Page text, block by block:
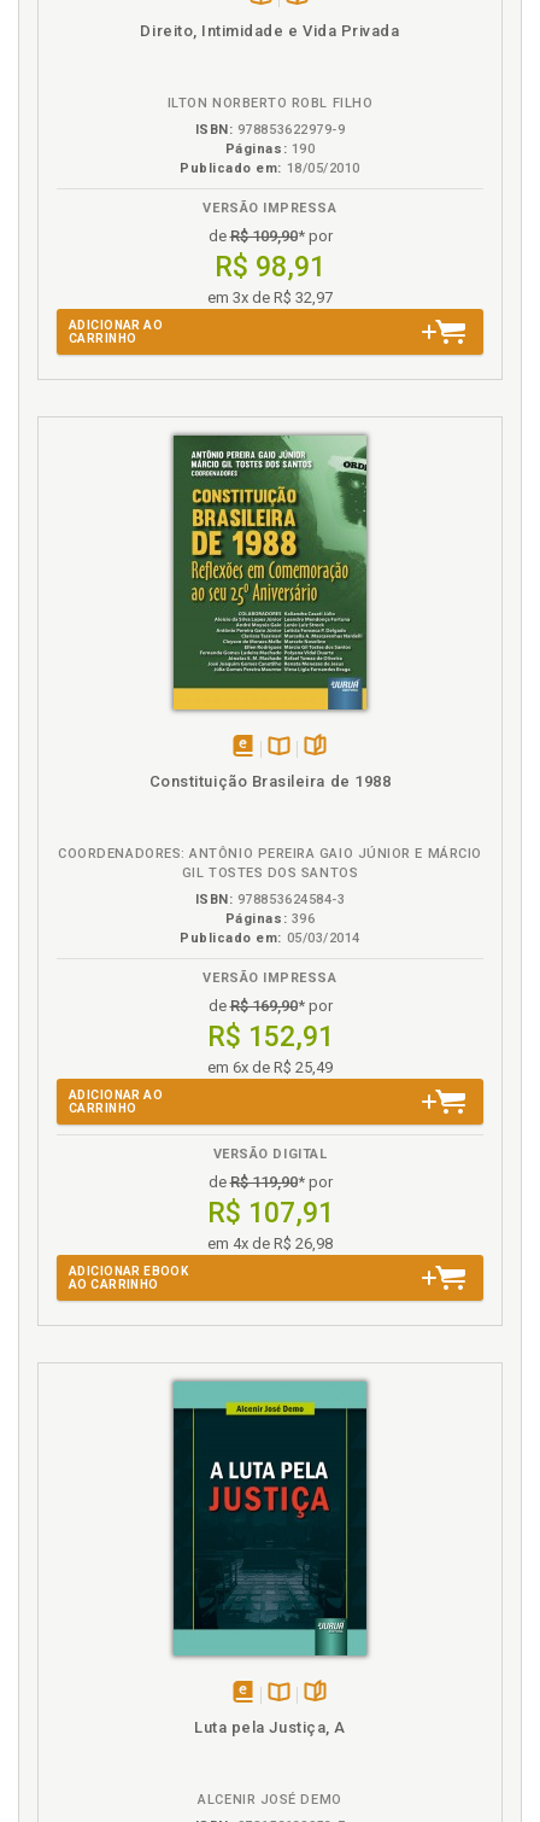
Direito, Intimidade e Vida Privada
ILTON NORBERTO ROBL FILHO
ISBN: 978853622979-9
Páginas: 190
Publicado em: 18/05/2010
VERSÃO IMPRESSA
deR$ 109,90* por
R$ 98,91
em 3x de R$ 32,97
ADICIONAR AO
CARRINHO
Constituição Brasileira de 1988
COORDENADORES: ANTÔNIO PEREIRA GAIO JÚNIOR E MÁRCIO
GIL TOSTES DOS SANTOS
ISBN: 978853624584-3
Páginas: 396
Publicado em: 05/03/2014
VERSÃO IMPRESSA
deR$ 169,90* por
R$ 152,91
em 6x de R$ 25,49
ADICIONAR AO
CARRINHO
VERSÃO DIGITAL
deR$ 119,90* por
R$ 107,91
em 4x de R$ 26,98
ADICIONAR EBOOK
AO CARRINHO
em
Luta pela Justiça, A
ALCENIR JOSÉ DEMO